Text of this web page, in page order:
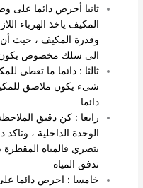
ثانيا أحرص دائما على
المكيف ياخذ الهرباء
وقدرة المكيف ، حيث
الى سلك مخصوص يكون
ثالثا : دائما ما تعطى
شىء يكون ملاصق
دائما
رابعا : كن دقيق
الوحدة الداخلية ،
بتصري فالمياه
تدفق المياه
خامسا : احرص دائما على